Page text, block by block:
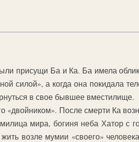
присущи Ба и Ка. Ба имела облик
силой», а когда она покидала
в свое бывшее вместилище.
«двойником». После смерти Ка
мира, богиня неба Хатор с
возле мумии «своего»